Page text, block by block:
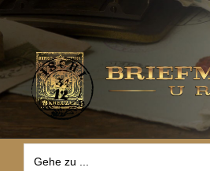
Zum
Inhalt
springen
Gehe zu ...
Gehe zu ...